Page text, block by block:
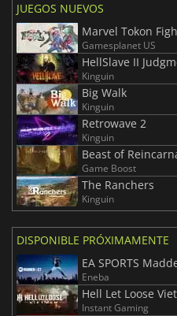
JUEGOS NUEVOS
Marvel Tokon
Gamesplanet US
HellSlave II
Kinguin
Big Walk
Kinguin
Retrowave 2
Kinguin
Beast of
Game Boost
The Ranchers
Kinguin
DISPONIBLE PRÓXIMAMENTE
EA SPORTS
Eneba
Hell Let Loose
Instant Gaming